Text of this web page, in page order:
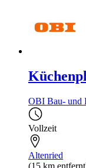
OBI Bau- und
Vollzeit
Altenried
(15 km